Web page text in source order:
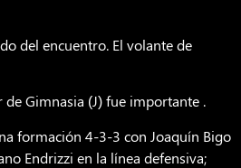
del encuentro. El volante de
Gimnasia (J) fue importante .
formación 4-3-3 con Joaquín Bigo
Endrizzi en la línea defensiva;